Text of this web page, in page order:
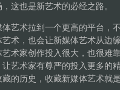
这也是新艺术的必经之路。
艺术拉到一个更高的平台，
术，也会让新媒体艺术从边
术家创作投入很大，也很难
艺术家有尊严的投入更多的
的历史，收藏新媒体艺术就